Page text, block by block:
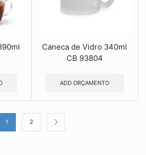
Caneca de Vidro 340ml
CB 93804
ADD ORÇAMENTO
1 2